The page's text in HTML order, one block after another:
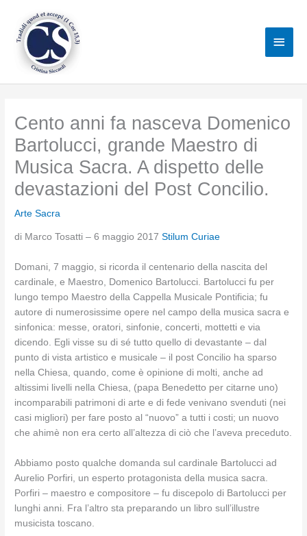
contenuto
Cento anni fa nasceva Domenico
Bartolucci, grande Maestro di
Musica Sacra. A dispetto delle
devastazioni del Post Concilio.
Arte Sacra
di Marco Tosatti – 6 maggio 2017Stilum Curiae
Domani, 7 maggio, si ricorda il centenario della nascita del
cardinale, e Maestro, Domenico Bartolucci. Bartolucci fu per
lungo tempo Maestro della Cappella Musicale Pontificia; fu
autore di numerosissime opere nel campo della musica sacra e
sinfonica: messe, oratori, sinfonie, concerti, mottetti e via
dicendo. Egli visse su di sé tutto quello di devastante – dal
punto di vista artistico e musicale – il post Concilio ha sparso
nella Chiesa, quando, come è opinione di molti, anche ad
altissimi livelli nella Chiesa, (papa Benedetto per citarne uno)
incomparabili patrimoni di arte e di fede venivano svenduti (nei
casi migliori) per fare posto al “nuovo” a tutti i costi; un nuovo
che ahimè non era certo all’altezza di ciò che l’aveva preceduto.
Abbiamo posto qualche domanda sul cardinale Bartolucci ad
Aurelio Porfiri, un esperto protagonista della musica sacra.
Porfiri – maestro e compositore – fu discepolo di Bartolucci per
lunghi anni. Fra l’altro sta preparando un libro sull’illustre
musicista toscano.